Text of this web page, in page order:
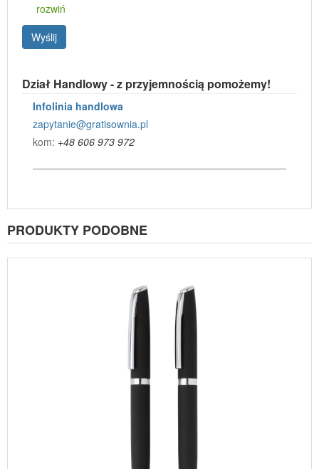
rozwiń
Wyślij
Dział Handlowy - z przyjemnością pomożemy!
Infolinia handlowa
zapytanie@gratisownia.pl
kom: +48 606 973 972
PRODUKTY PODOBNE